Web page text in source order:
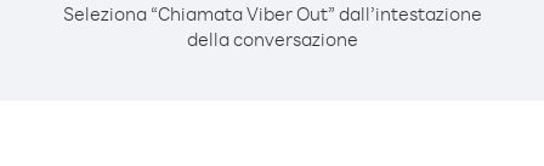
Seleziona “Chiamata Viber Out” dall’intestazione
della conversazione